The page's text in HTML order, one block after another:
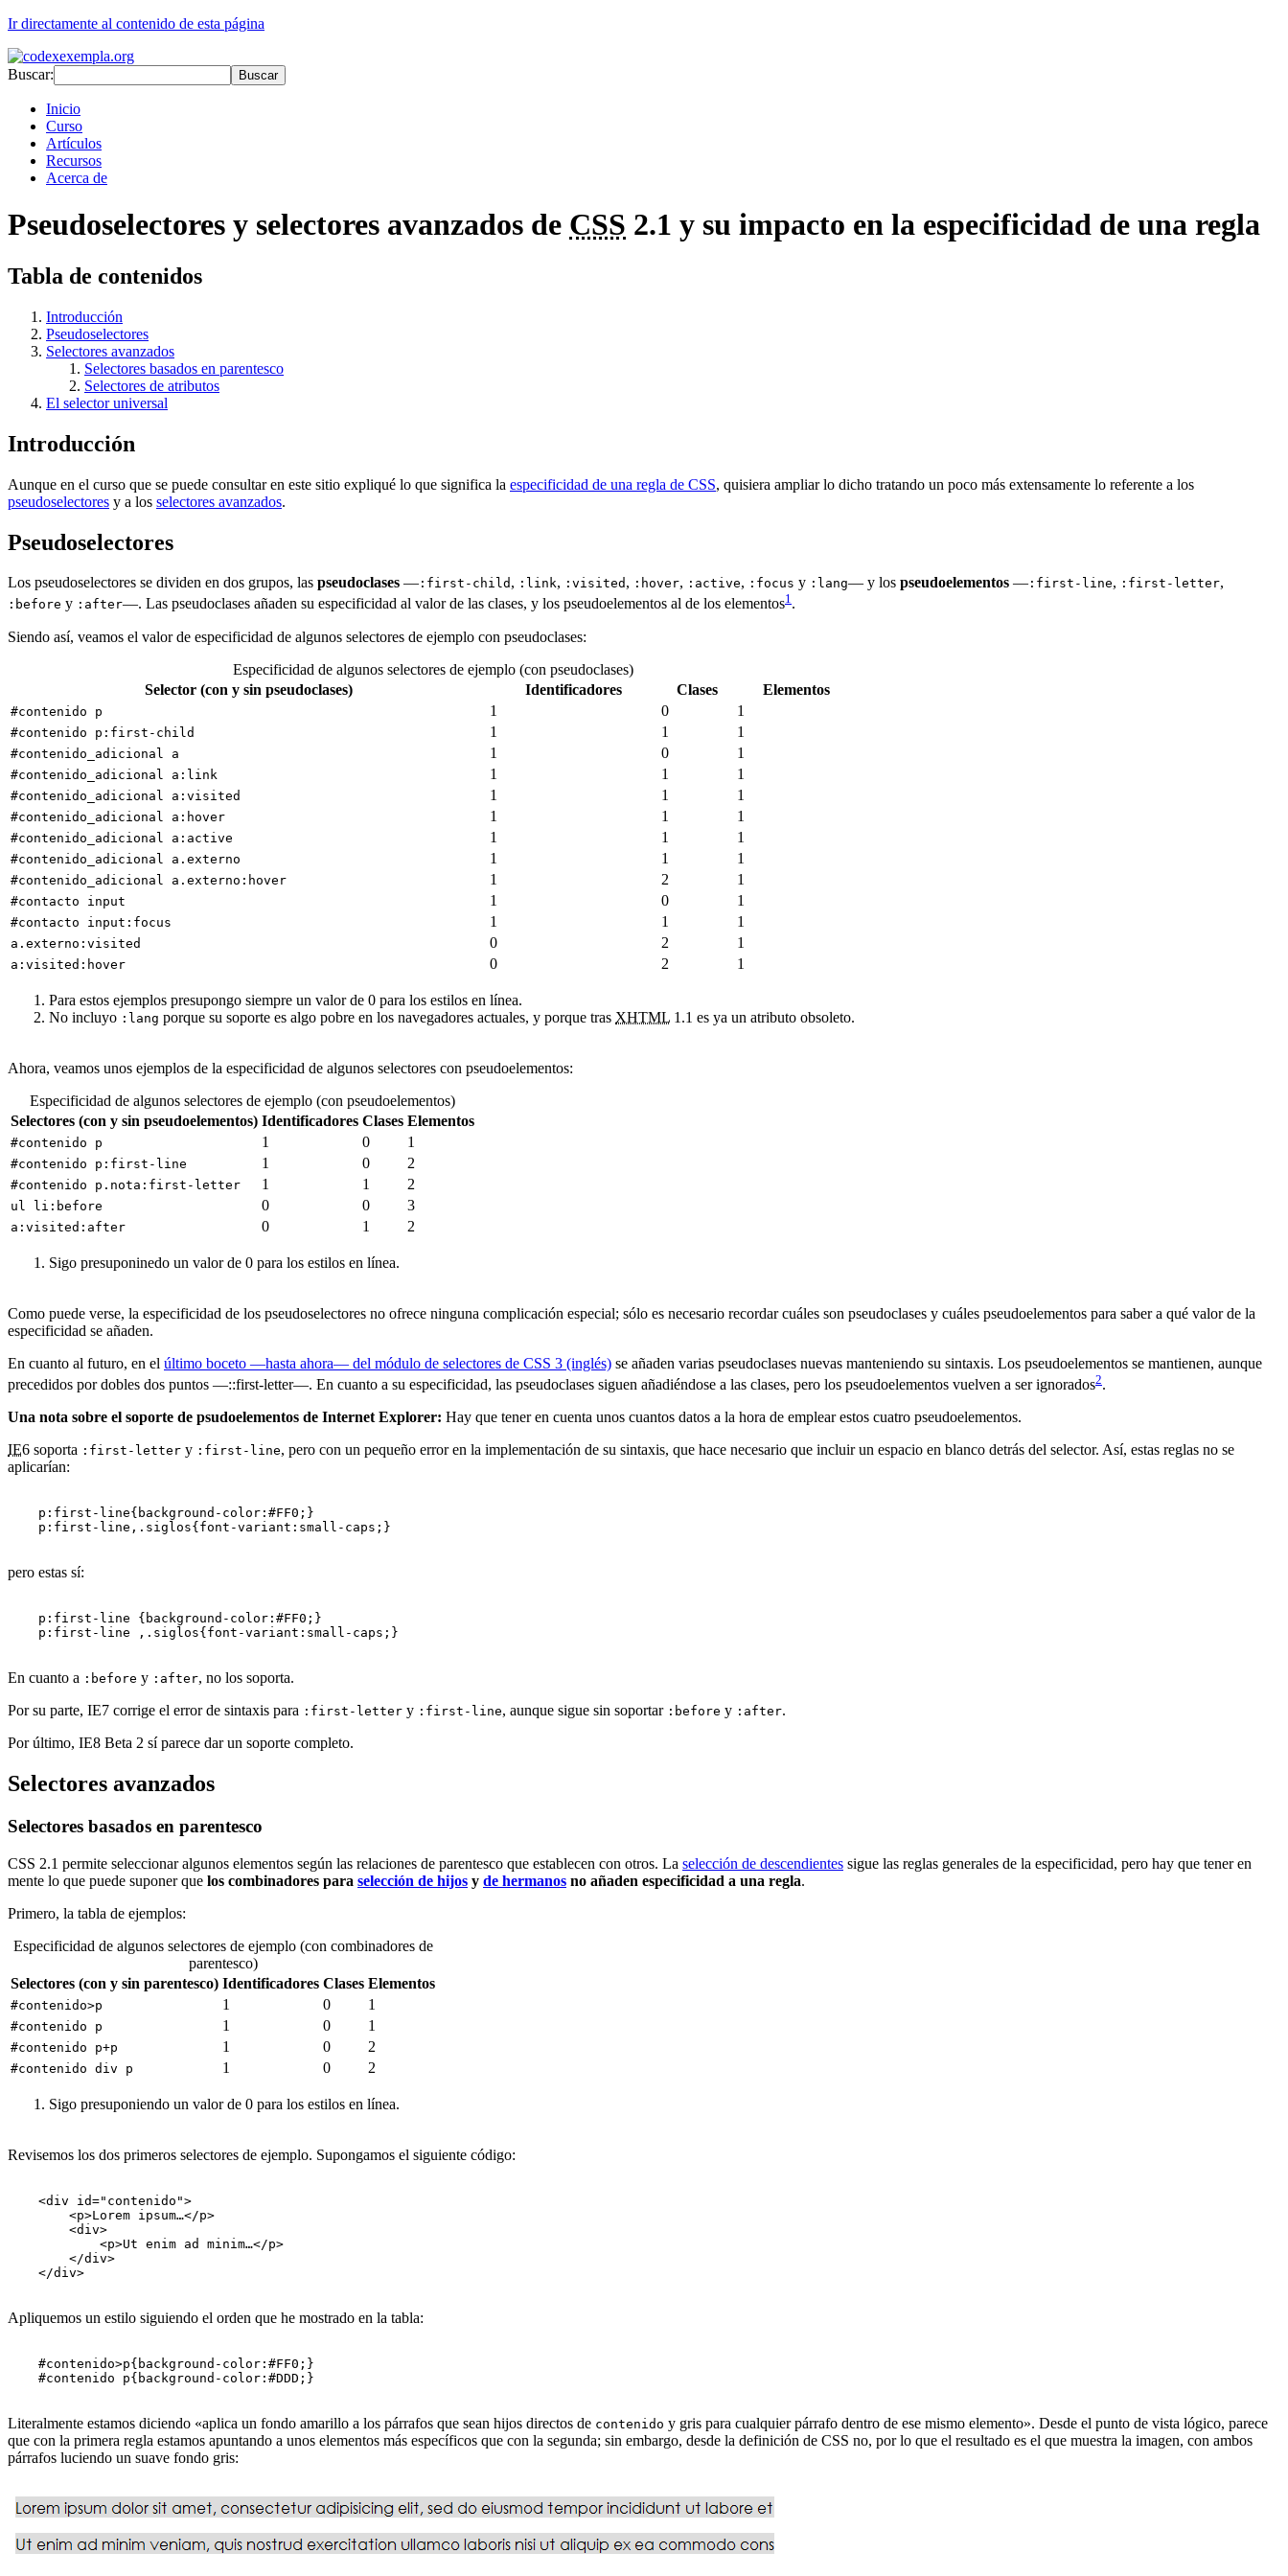
Ir directamente al contenido de esta página
Buscar: Buscar
Inicio
Curso
Artículos
Recursos
Acerca de
Pseudoselectores y selectores avanzados de CSS 2.1 y su impacto en la especificidad de una regla
Tabla de contenidos
Introducción
Pseudoselectores
Selectores avanzados
Selectores basados en parentesco
Selectores de atributos
El selector universal
Introducción
Aunque en el curso que se puede consultar en este sitio expliqué lo que significa la especificidad de una regla de CSS, quisiera ampliar lo dicho tratando un poco más extensamente lo referente a los
pseudoselectores y a los selectores avanzados.
Pseudoselectores
Los pseudoselectores se dividen en dos grupos, las pseudoclases — :first-child , :link, :visited , :hover, :active, :focus y :lang— y los pseudoelementos — :first-line, :first-letter,
:before y :after—. Las pseudoclases añaden su especificidad al valor de las clases, y los pseudoelementos al de los elementos1.
Siendo así, veamos el valor de especificidad de algunos selectores de ejemplo con pseudoclases:
Especificidad de algunos selectores de ejemplo (con pseudoclases)
Selector (con y sin pseudoclases)
Identificadores Clases Elementos
Para estos ejemplos presupongo siempre un valor de 0 para los estilos en línea.
No incluyo :lang porque su soporte es algo pobre en los navegadores actuales, y porque tras XHTML 1.1 es ya un atributo obsoleto.
#contenido p 1 0 1
#contenido p:first-child 1 1 1
#contenido_adicional a 1 0 1
#contenido_adicional a:link 1 1 1
#contenido_adicional a:visited 1 1 1
#contenido_adicional a:hover 1 1 1
#contenido_adicional a:active 1 1 1
#contenido_adicional a.externo 1 1 1
#contenido_adicional a.externo:hover 1 2 1
#contacto input 1 0 1
#contacto input:focus 1 1 1
a.externo:visited 0 2 1
a:visited:hover 0 2 1
Ahora, veamos unos ejemplos de la especificidad de algunos selectores con pseudoelementos:
Especificidad de algunos selectores de ejemplo (con pseudoelementos)
Selectores (con y sin pseudoelementos) Identificadores Clases Elementos
Sigo presuponinedo un valor de 0 para los estilos en línea.
#contenido p 1 0 1
#contenido p:first-line 1 0 2
#contenido p.nota:first-letter 1 1 2
ul li:before 0 0 3
a:visited:after 0 1 2
Como puede verse, la especificidad de los pseudoselectores no ofrece ninguna complicación especial; sólo es necesario recordar cuáles son pseudoclases y cuáles pseudoelementos para saber a qué valor de la
especificidad se añaden.
En cuanto al futuro, en el último boceto —hasta ahora— del módulo de selectores de CSS 3 (inglés) se añaden varias pseudoclases nuevas manteniendo su sintaxis. Los pseudoelementos se mantienen, aunque
precedidos por dobles dos puntos —::first-letter—. En cuanto a su especificidad, las pseudoclases siguen añadiéndose a las clases, pero los pseudoelementos vuelven a ser ignorados2.
Una nota sobre el soporte de psudoelementos de Internet Explorer: Hay que tener en cuenta unos cuantos datos a la hora de emplear estos cuatro pseudoelementos.
IE6 soporta :first-letter y :first-line, pero con un pequeño error en la implementación de su sintaxis, que hace necesario que incluir un espacio en blanco detrás del selector. Así, estas reglas no se
aplicarían:
    p:first-line{background-color:#FF0;}
    p:first-line,.siglos{font-variant:small-caps;}
pero estas sí:
    p:first-line {background-color:#FF0;}
    p:first-line ,.siglos{font-variant:small-caps;}
En cuanto a :before y :after, no los soporta.
Por su parte, IE7 corrige el error de sintaxis para :first-letter y :first-line, aunque sigue sin soportar :before y :after.
Por último, IE8 Beta 2 sí parece dar un soporte completo.
Selectores avanzados
Selectores basados en parentesco
CSS 2.1 permite seleccionar algunos elementos según las relaciones de parentesco que establecen con otros. La selección de descendientes sigue las reglas generales de la especificidad, pero hay que tener en
mente lo que puede suponer que los combinadores para selección de hijos y de hermanos no añaden especificidad a una regla.
Primero, la tabla de ejemplos:
Especificidad de algunos selectores de ejemplo (con combinadores de
parentesco)
Selectores (con y sin parentesco) Identificadores Clases Elementos
Sigo presuponiendo un valor de 0 para los estilos en línea.
#contenido>p 1 0 1
#contenido p 1 0 1
#contenido p+p 1 0 2
#contenido div p 1 0 2
Revisemos los dos primeros selectores de ejemplo. Supongamos el siguiente código:
    <div id="contenido">
        <p>Lorem ipsum…</p>
        <div>
            <p>Ut enim ad minim…</p>
        </div>
    </div>
Apliquemos un estilo siguiendo el orden que he mostrado en la tabla:
    #contenido>p{background-color:#FF0;}
    #contenido p{background-color:#DDD;}
Literalmente estamos diciendo «aplica un fondo amarillo a los párrafos que sean hijos directos de contenido y gris para cualquier párrafo dentro de ese mismo elemento». Desde el punto de vista lógico, parece
que con la primera regla estamos apuntando a unos elementos más específicos que con la segunda; sin embargo, desde la definición de CSS no, por lo que el resultado es el que muestra la imagen, con ambos
párrafos luciendo un suave fondo gris: